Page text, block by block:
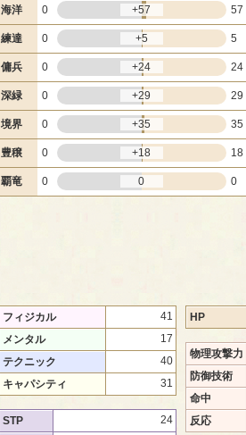
海洋 0 +57 57
練達 0 +5 5
傭兵 0 +24 24
深緑 0 +29 29
境界 0 +35 35
豊穣 0 +18 18
覇竜 0 0 0
フィジカル
41
メンタル
17
テクニック
40
キャパシティ
31
STP
24
HP
物理攻撃力
防御技術
命中
反応